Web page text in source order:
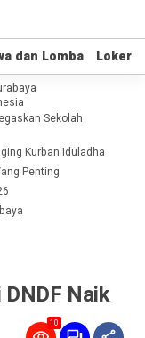
dan Lomba Loker
dan Lomba Loker
Sekolah
Kurban Iduladha
Penting
Naik
10